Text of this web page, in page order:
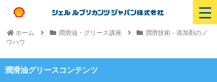
ホーム 潤滑油・グリース講座
潤滑技術 - 添加剤のノ
ウハウ
潤滑油グリースコンテンツ